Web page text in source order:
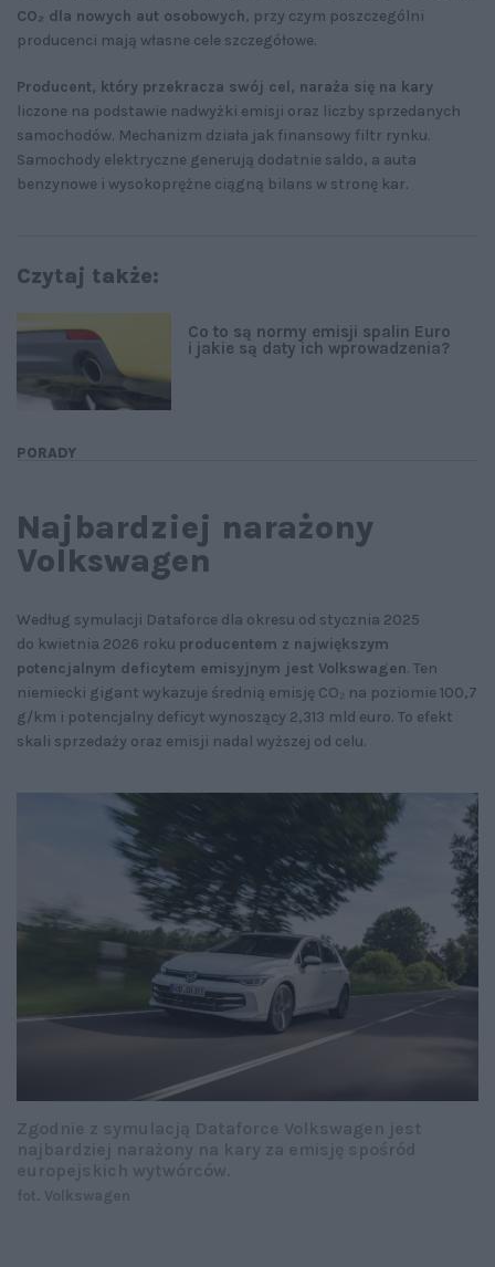
CO₂ dla nowych aut osobowych, przy czym poszczególni
producenci mają własne cele szczegółowe.
Producent, który przekracza swój cel, naraża się na kary
liczone na podstawie nadwyżki emisji oraz liczby sprzedanych
samochodów. Mechanizm działa jak finansowy filtr rynku.
Samochody elektryczne generują dodatnie saldo, a auta
benzynowe i wysokoprężne ciągną bilans w stronę kar.
Czytaj także:
PORADY
Co to są normy emisji spalin Euro
i jakie są daty ich wprowadzenia?
Najbardziej narażony
Volkswagen
Według symulacji Dataforce dla okresu od stycznia 2025
do kwietnia 2026 roku producentem z największym
potencjalnym deficytem emisyjnym jest Volkswagen. Ten
niemiecki gigant wykazuje średnią emisję CO₂ na poziomie 100,7
g/km i potencjalny deficyt wynoszący 2,313 mld euro. To efekt
skali sprzedaży oraz emisji nadal wyższej od celu.